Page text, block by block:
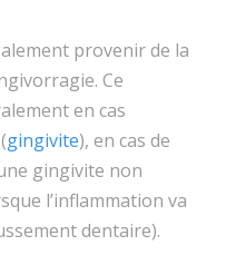
provenir de la
Ce
en cas
gingivite), en cas de
gingivite non
l’inflammation va
dentaire).